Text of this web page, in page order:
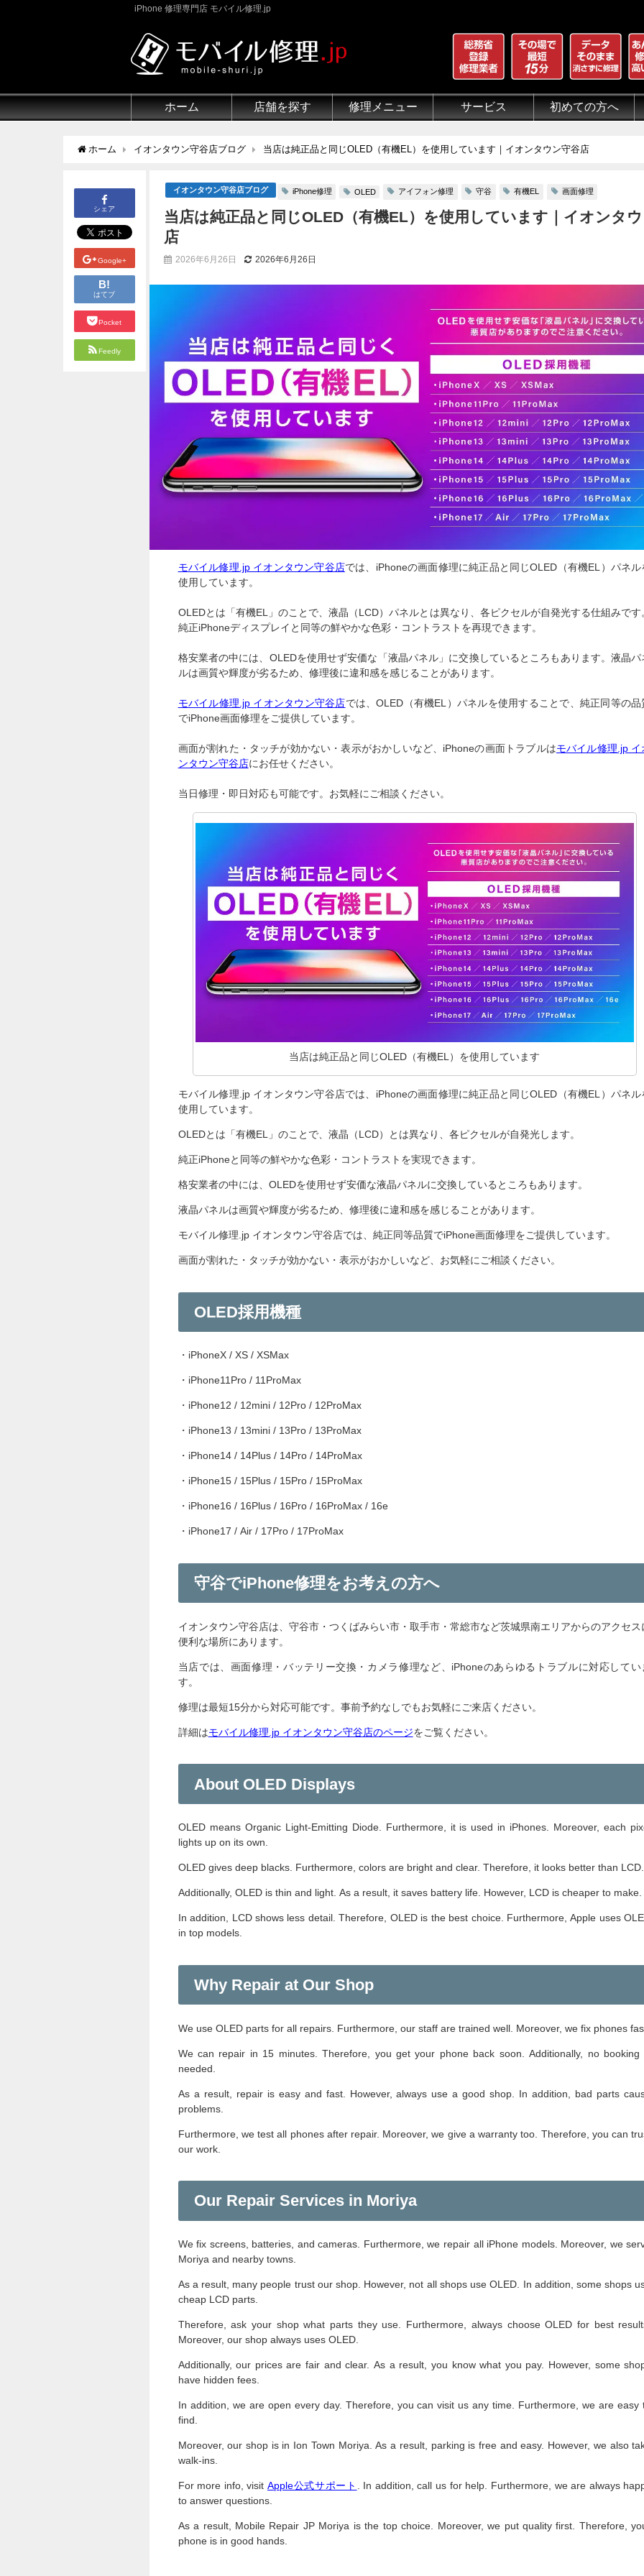
iPhone 修理専門店 モバイル修理.jp
ホーム 店舗を探す 修理メニュー サービス 初めての方へ
ホーム イオンタウン守谷店ブログ 当店は純正品と同じOLED（有機EL）を使用しています｜イオンタウン守谷店
シェア
Google+
B!
はてブ
Pocket
Feedly
イオンタウン守谷店ブログ iPhone修理 OLED アイフォン修理 守谷 有機EL 画面修理
当店は純正品と同じOLED（有機EL）を使用しています｜イオンタ
店
2026年6月26日 2026年6月26日
モバイル修理.jp イオンタウン守谷店では、iPhoneの画面修理に純正品と同じOLED（有機EL）パネル
使用しています。
OLEDとは「有機EL」のことで、液晶（LCD）パネルとは異なり、各ピクセルが自発光する仕組みです
純正iPhoneディスプレイと同等の鮮やかな色彩・コントラストを再現できます。
格安業者の中には、OLEDを使用せず安価な「液晶パネル」に交換しているところもあります。液晶パ
ルは画質や輝度が劣るため、修理後に違和感を感じることがあります。
モバイル修理.jp イオンタウン守谷店では、OLED（有機EL）パネルを使用することで、純正同等の品
でiPhone画面修理をご提供しています。
画面が割れた・タッチが効かない・表示がおかしいなど、iPhoneの画面トラブルはモバイル修理.jp イ
ンタウン守谷店にお任せください。
当日修理・即日対応も可能です。お気軽にご相談ください。
当店は純正品と同じOLED（有機EL）を使用しています
モバイル修理.jp イオンタウン守谷店では、iPhoneの画面修理に純正品と同じOLED（有機EL）パネル
使用しています。
OLEDとは「有機EL」のことで、液晶（LCD）とは異なり、各ピクセルが自発光します。
純正iPhoneと同等の鮮やかな色彩・コントラストを実現できます。
格安業者の中には、OLEDを使用せず安価な液晶パネルに交換しているところもあります。
液晶パネルは画質や輝度が劣るため、修理後に違和感を感じることがあります。
モバイル修理.jp イオンタウン守谷店では、純正同等品質でiPhone画面修理をご提供しています。
画面が割れた・タッチが効かない・表示がおかしいなど、お気軽にご相談ください。
OLED採用機種
・iPhoneX / XS / XSMax
・iPhone11Pro / 11ProMax
・iPhone12 / 12mini / 12Pro / 12ProMax
・iPhone13 / 13mini / 13Pro / 13ProMax
・iPhone14 / 14Plus / 14Pro / 14ProMax
・iPhone15 / 15Plus / 15Pro / 15ProMax
・iPhone16 / 16Plus / 16Pro / 16ProMax / 16e
・iPhone17 / Air / 17Pro / 17ProMax
守谷でiPhone修理をお考えの方へ
イオンタウン守谷店は、守谷市・つくばみらい市・取手市・常総市など茨城県南エリアからのアクセス
便利な場所にあります。
当店では、画面修理・バッテリー交換・カメラ修理など、iPhoneのあらゆるトラブルに対応してい
す。
修理は最短15分から対応可能です。事前予約なしでもお気軽にご来店ください。
詳細はモバイル修理.jp イオンタウン守谷店のページをご覧ください。
About OLED Displays
OLED means Organic Light-Emitting Diode. Furthermore, it is used in iPhones. Moreover, each
lights up on its own.
OLED gives deep blacks. Furthermore, colors are bright and clear. Therefore, it looks better than LCD.
Additionally, OLED is thin and light. As a result, it saves battery life. However, LCD is cheaper to make.
In addition, LCD shows less detail. Therefore, OLED is the best choice. Furthermore, Apple uses
in top models.
Why Repair at Our Shop
We use OLED parts for all repairs. Furthermore, our staff are trained well. Moreover, we fix phones
We can repair in 15 minutes. Therefore, you get your phone back soon. Additionally, no booking
needed.
As a result, repair is easy and fast. However, always use a good shop. In addition, bad parts
problems.
Furthermore, we test all phones after repair. Moreover, we give a warranty too. Therefore, you can
our work.
Our Repair Services in Moriya
We fix screens, batteries, and cameras. Furthermore, we repair all iPhone models. Moreover, we
Moriya and nearby towns.
As a result, many people trust our shop. However, not all shops use OLED. In addition, some shops
cheap LCD parts.
Therefore, ask your shop what parts they use. Furthermore, always choose OLED for best
Moreover, our shop always uses OLED.
Additionally, our prices are fair and clear. As a result, you know what you pay. However, some
have hidden fees.
In addition, we are open every day. Therefore, you can visit us any time. Furthermore, we are easy
find.
Moreover, our shop is in Ion Town Moriya. As a result, parking is free and easy. However, we also
walk-ins.
For more info, visitApple公式サポート
. In addition, call us for help. Furthermore, we are always
to answer questions.
As a result, Mobile Repair JP Moriya is the top choice. Moreover, we put quality first. Therefore,
phone is in good hands.